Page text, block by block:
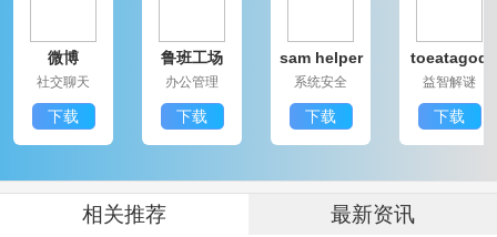
平台常有任务和抽奖活动，参与门槛低，偶尔就能拿到
小惊喜和限定周边。
微博app软件评价
微博app是一款社交软件。使用感受亲切，内容更新迅
速，适合爱看热闹和乐于表达的人群，信息噪音存在但
微博
社交聊天
下载
鲁班工场
办公管理
下载
sam helper
系统安全
下载
toeatagod
益智解谜
下载
相关推荐 最新资讯